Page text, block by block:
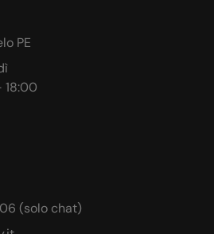
PE
18:00
(solo chat)